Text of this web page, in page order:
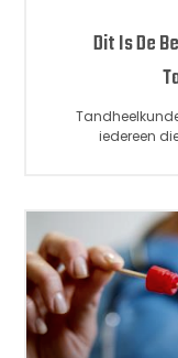
Dit Is De
iedereen